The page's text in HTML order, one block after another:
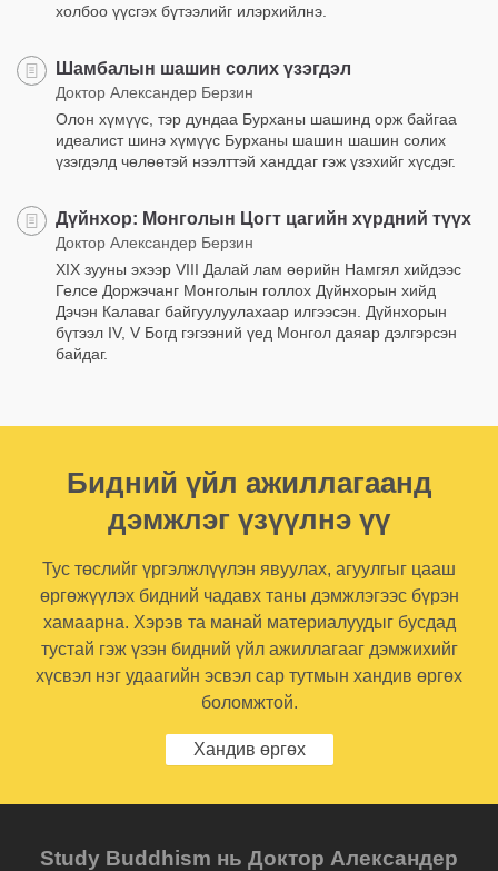
холбоо үүсгэх бүтээлийг илэрхийлнэ.
Шамбалын шашин солих үзэгдэл
Доктор Александер Берзин
Олон хүмүүс, тэр дундаа Бурханы шашинд орж байгаа
идеалист шинэ хүмүүс Бурханы шашин шашин солих
үзэгдэлд чөлөөтэй нээлттэй ханддаг гэж үзэхийг хүсдэг.
Дүйнхор: Монголын Цогт цагийн хүрдний түүх
Доктор Александер Берзин
XIX зууны эхээр VIII Далай лам өөрийн Намгял хийдээс
Гелсе Доржэчанг Монголын голлох Дүйнхорын хийд
Дэчэн Калаваг байгуулуулахаар илгээсэн. Дүйнхорын
бүтээл IV, V Богд гэгээний үед Монгол даяар дэлгэрсэн
байдаг.
Бидний үйл ажиллагаанд
дэмжлэг үзүүлнэ үү
Тус төслийг үргэлжлүүлэн явуулах, агуулгыг цааш
өргөжүүлэх бидний чадавх таны дэмжлэгээс бүрэн
хамаарна. Хэрэв та манай материалуудыг бусдад
тустай гэж үзэн бидний үйл ажиллагааг дэмжихийг
хүсвэл нэг удаагийн эсвэл сар тутмын хандив өргөх
боломжтой.
Хандив өргөх
Study Buddhism нь Доктор Александер